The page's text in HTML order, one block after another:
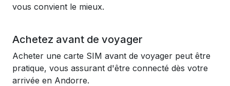
vous convient le mieux.
Achetez avant de voyager
Acheter une carte SIM avant de voyager peut être
pratique, vous assurant d'être connecté dès votre
arrivée en Andorre.